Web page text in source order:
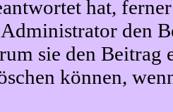
hat,
den
sie den Beitrag
können,